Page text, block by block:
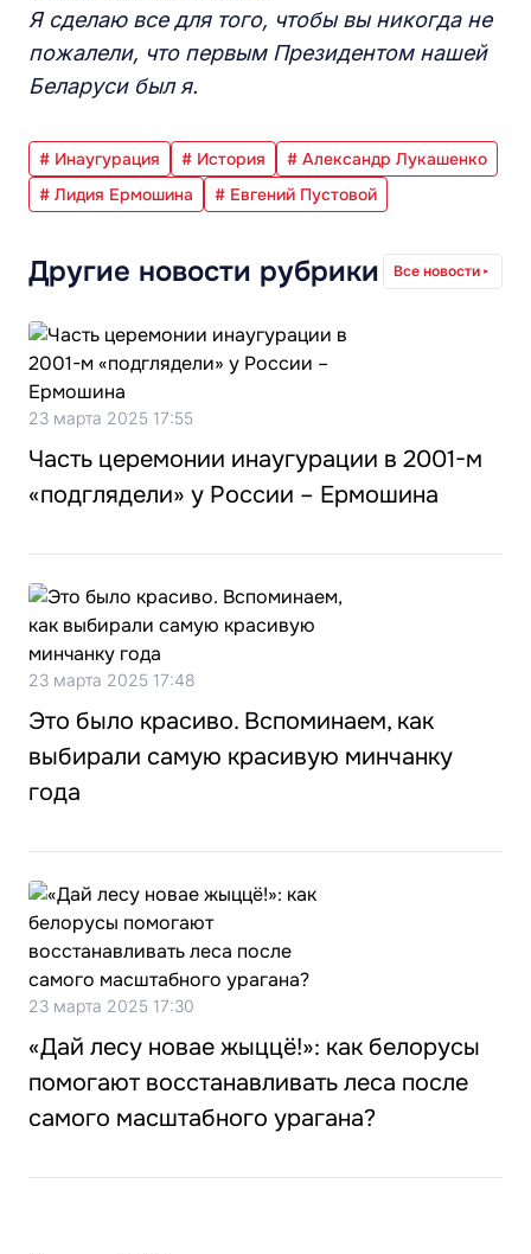
Я сделаю все для того, чтобы вы никогда не
пожалели, что первым Президентом нашей
Беларуси был я.
# Инаугурация # История
# Александр Лукашенко
# Лидия Ермошина
# Евгений Пустовой
Другие новости рубрики Все новости
23 марта 2025 17:55
Часть церемонии инаугурации в 2001-м
«подглядели» у России – Ермошина
23 марта 2025 17:48
Это было красиво. Вспоминаем, как
выбирали самую красивую минчанку
года
23 марта 2025 17:30
«Дай лесу новае жыццё!»: как белорусы
помогают восстанавливать леса после
самого масштабного урагана?